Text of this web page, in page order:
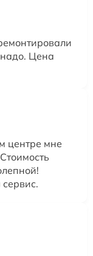
надо. Цена
центре мне